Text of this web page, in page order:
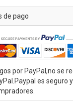
de pago
por PayPal,no se
es seguro